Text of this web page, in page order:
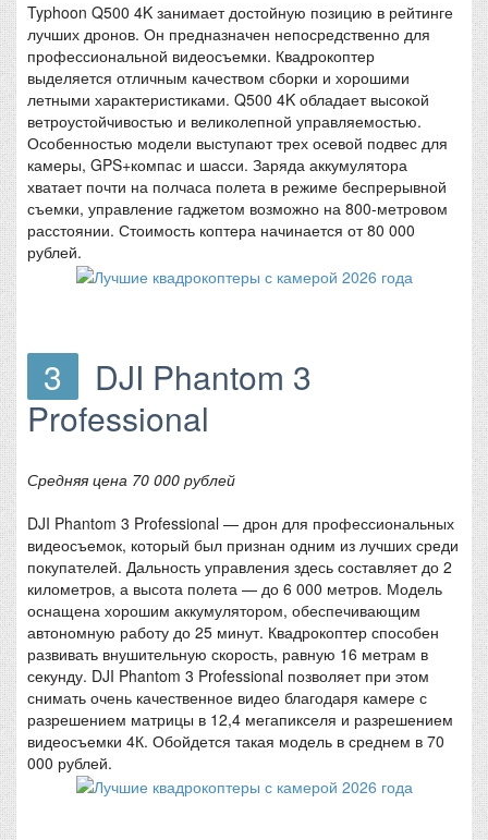
Typhoon Q500 4K занимает достойную позицию в рейтинге
лучших дронов. Он предназначен непосредственно для
профессиональной видеосъемки. Квадрокоптер
выделяется отличным качеством сборки и хорошими
летными характеристиками. Q500 4K обладает высокой
ветроустойчивостью и великолепной управляемостью.
Особенностью модели выступают трех осевой подвес для
камеры, GPS+компас и шасси. Заряда аккумулятора
хватает почти на полчаса полета в режиме беспрерывной
съемки, управление гаджетом возможно на 800-метровом
расстоянии. Стоимость коптера начинается от 80 000
рублей.
3
DJI Phantom 3
Professional
Средняя цена 70 000 рублей
DJI Phantom 3 Professional — дрон для профессиональных
видеосъемок, который был признан одним из лучших среди
покупателей. Дальность управления здесь составляет до 2
километров, а высота полета — до 6 000 метров. Модель
оснащена хорошим аккумулятором, обеспечивающим
автономную работу до 25 минут. Квадрокоптер способен
развивать внушительную скорость, равную 16 метрам в
секунду. DJI Phantom 3 Professional позволяет при этом
снимать очень качественное видео благодаря камере с
разрешением матрицы в 12,4 мегапикселя и разрешением
видеосъемки 4К. Обойдется такая модель в среднем в 70
000 рублей.